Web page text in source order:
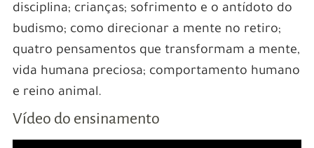
disciplina; crianças; sofrimento e o antídoto do
budismo; como direcionar a mente no retiro;
quatro pensamentos que transformam a mente,
vida humana preciosa; comportamento humano
e reino animal.
Vídeo do ensinamento